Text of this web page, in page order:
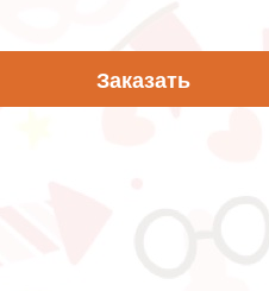
Заказать